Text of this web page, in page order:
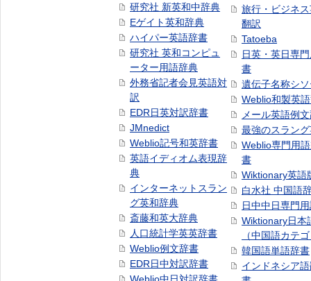
研究社 新英和中辞典
Eゲイト英和辞典
ハイパー英語辞書
研究社 英和コンピュ
ーター用語辞典
外務省記者会見英語対
訳
EDR日英対訳辞書
JMnedict
Weblio記号和英辞書
英語イディオム表現辞
典
インターネットスラン
グ英和辞典
斎藤和英大辞典
人口統計学英英辞書
Weblio例文辞書
EDR日中対訳辞書
旅行・ビジネ
翻訳
Tatoeba
日英・英日専
書
遺伝子名称シ
Weblio和製英
メール英語例
最強のスラン
Weblio専門用
書
Wiktionary英語
白水社 中国語
日中中日専門
Wiktionary日本
（中国語カテ
韓国語単語辞書
インドネシア